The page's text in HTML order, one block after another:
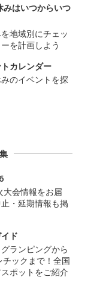
みはいつからいつ
地域別にチェッ
を計画しよう
カレンダー
のイベントを探
大会情報をお届
・延期情報も掲
ド
ランピングから
ックまで！全国
ポットをご紹介